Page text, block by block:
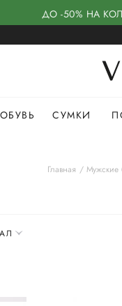
ДО -50% НА
ОБУВЬ СУМКИ
Главная